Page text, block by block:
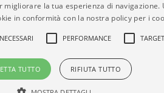
pubblicati da agenzie
della completezza, della
migliorare la tua esperienza di navigazione.
in conformità con la nostra policy per i
PERFORMANCE
TUTTO RIFIUTA TUTTO